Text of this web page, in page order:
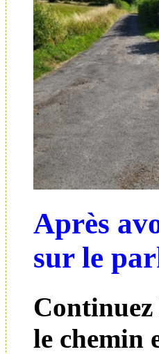
Après
sur le
le chemin